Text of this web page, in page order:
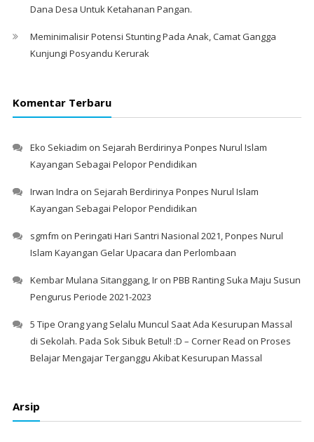
Dana Desa Untuk Ketahanan Pangan.
Meminimalisir Potensi Stunting Pada Anak, Camat Gangga
Kunjungi Posyandu Kerurak
Komentar Terbaru
Eko Sekiadim on Sejarah Berdirinya Ponpes Nurul Islam
Kayangan Sebagai Pelopor Pendidikan
Irwan Indra on Sejarah Berdirinya Ponpes Nurul Islam
Kayangan Sebagai Pelopor Pendidikan
sgmfm on Peringati Hari Santri Nasional 2021, Ponpes Nurul
Islam Kayangan Gelar Upacara dan Perlombaan
Kembar Mulana Sitanggang, Iron PBB Ranting Suka Maju Susun
Pengurus Periode 2021-2023
5 Tipe Orang yang Selalu Muncul Saat Ada Kesurupan Massal
di Sekolah. Pada Sok Sibuk Betul! :D – Corner Read on Proses
Belajar Mengajar Terganggu Akibat Kesurupan Massal
Arsip